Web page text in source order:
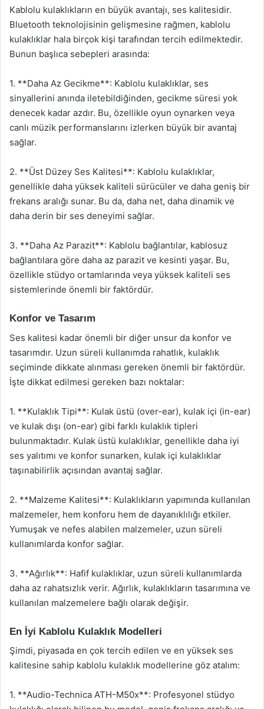
Kablolu kulaklıkların en büyük avantajı, ses kalitesidir.
Bluetooth teknolojisinin gelişmesine rağmen, kablolu
kulaklıklar hala birçok kişi tarafından tercih edilmektedir.
Bunun başlıca sebepleri arasında:
1. **Daha Az Gecikme**: Kablolu kulaklıklar, ses
sinyallerini anında iletebildiğinden, gecikme süresi yok
denecek kadar azdır. Bu, özellikle oyun oynarken veya
canlı müzik performanslarını izlerken büyük bir avantaj
sağlar.
2. **Üst Düzey Ses Kalitesi**: Kablolu kulaklıklar,
genellikle daha yüksek kaliteli sürücüler ve daha geniş bir
frekans aralığı sunar. Bu da, daha net, daha dinamik ve
daha derin bir ses deneyimi sağlar.
3. **Daha Az Parazit**: Kablolu bağlantılar, kablosuz
bağlantılara göre daha az parazit ve kesinti yaşar. Bu,
özellikle stüdyo ortamlarında veya yüksek kaliteli ses
sistemlerinde önemli bir faktördür.
Konfor ve Tasarım
Ses kalitesi kadar önemli bir diğer unsur da konfor ve
tasarımdır. Uzun süreli kullanımda rahatlık, kulaklık
seçiminde dikkate alınması gereken önemli bir faktördür.
İşte dikkat edilmesi gereken bazı noktalar:
1. **Kulaklık Tipi**: Kulak üstü (over-ear), kulak içi (in-ear)
ve kulak dışı (on-ear) gibi farklı kulaklık tipleri
bulunmaktadır. Kulak üstü kulaklıklar, genellikle daha iyi
ses yalıtımı ve konfor sunarken, kulak içi kulaklıklar
taşınabilirlik açısından avantaj sağlar.
2. **Malzeme Kalitesi**: Kulaklıkların yapımında kullanılan
malzemeler, hem konforu hem de dayanıklılığı etkiler.
Yumuşak ve nefes alabilen malzemeler, uzun süreli
kullanımlarda konfor sağlar.
3. **Ağırlık**: Hafif kulaklıklar, uzun süreli kullanımlarda
daha az rahatsızlık verir. Ağırlık, kulaklıkların tasarımına ve
kullanılan malzemelere bağlı olarak değişir.
En İyi Kablolu Kulaklık Modelleri
Şimdi, piyasada en çok tercih edilen ve en yüksek ses
kalitesine sahip kablolu kulaklık modellerine göz atalım:
1. **Audio-Technica ATH-M50x**: Profesyonel stüdyo